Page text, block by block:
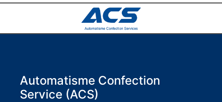
Automatisme Confection
Service (ACS)